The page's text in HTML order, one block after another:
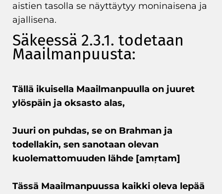
aistien tasolla se näyttäytyy moninaisena ja
ajallisena.
Säkeessä 2.3.1. todetaan
Maailmanpuusta:
Tällä ikuisella Maailmanpuulla on juuret
ylöspäin ja oksasto alas,
Juuri on puhdas, se on Brahman ja
todellakin, sen sanotaan olevan
kuolemattomuuden lähde [amṛtam]
Tässä Maailmanpuussa kaikki oleva lepää